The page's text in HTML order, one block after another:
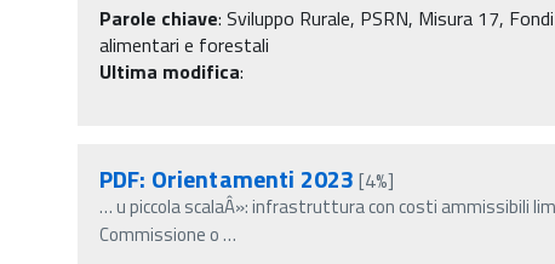
Parole chiave: Sviluppo Rurale, PSRN, Misura 17,
alimentari e forestali
Ultima modifica:
PDF: Orientamenti 2023 [4%]
…u piccola scalaÂ»: infrastruttura con costi ammissibili
Commissione o…